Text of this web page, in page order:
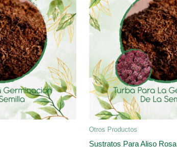
Otros Productos
Sustratos Para Aliso Rosa